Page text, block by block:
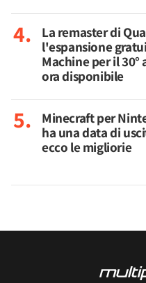
La remaster di
l'espansione
Machine per il
ora disponibile
Minecraft per
ha una data di
ecco le migliorie